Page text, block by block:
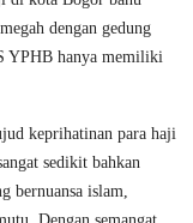
dengan gedung
YPHB hanya memiliki
keprihatinan para haji
sedikit bahkan
bernuansa islam,